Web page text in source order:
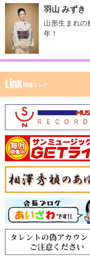
領域
ント
す。
亮、
ダク
長 岡
（全
会員）
羽山 みずき
山形生まれの
年！
Link関連リンク